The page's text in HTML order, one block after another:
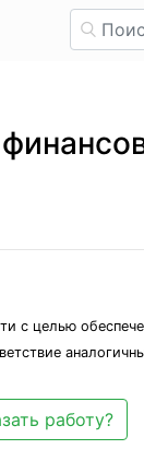
с целью
работу?